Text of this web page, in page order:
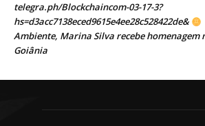
telegra.ph/Blockchaincom-03-17-3?
hs=d3acc7138eced9615e4ee28c528422de&
Ambiente, Marina Silva recebe homenagem
Goiânia